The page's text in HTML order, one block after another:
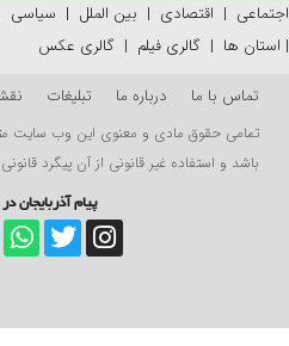
اجتماعی | اقتصادی | بین الملل | سیاسی
| استان ها | گالری فیلم | گالری عکس
تماس با ما
درباره ما تبلیغات
تمامی حقوق مادی و معنوی این وب سایت
باشد و استفاده غیر قانونی از آن پیگرد
پیام آذربایجان